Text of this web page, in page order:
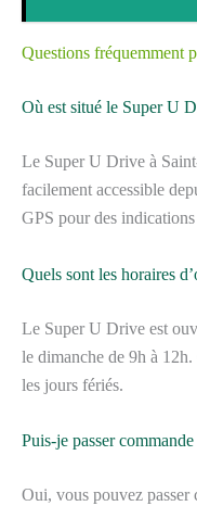
Questions fréquemment
Où est situé le Super U
Le Super U Drive à
facilement accessible
GPS pour des indications
Quels sont les horaires
Le Super U Drive est
le dimanche de 9h à
les jours fériés.
Puis-je passer
Oui, vous pouvez passer